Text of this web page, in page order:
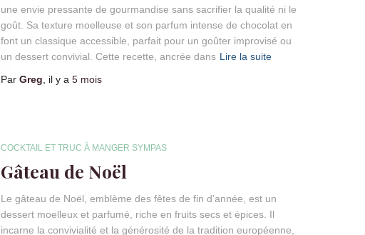
une envie pressante de gourmandise sans sacrifier la qualité ni le
goût. Sa texture moelleuse et son parfum intense de chocolat en
font un classique accessible, parfait pour un goûter improvisé ou
un dessert convivial. Cette recette, ancrée dans Lire la suite
Par Greg , il y a 5 mois
COCKTAIL ET TRUC À MANGER SYMPAS
Gâteau de Noël
Le gâteau de Noël, emblème des fêtes de fin d’année, est un
dessert moelleux et parfumé, riche en fruits secs et épices. Il
incarne la convivialité et la générosité de la tradition européenne,